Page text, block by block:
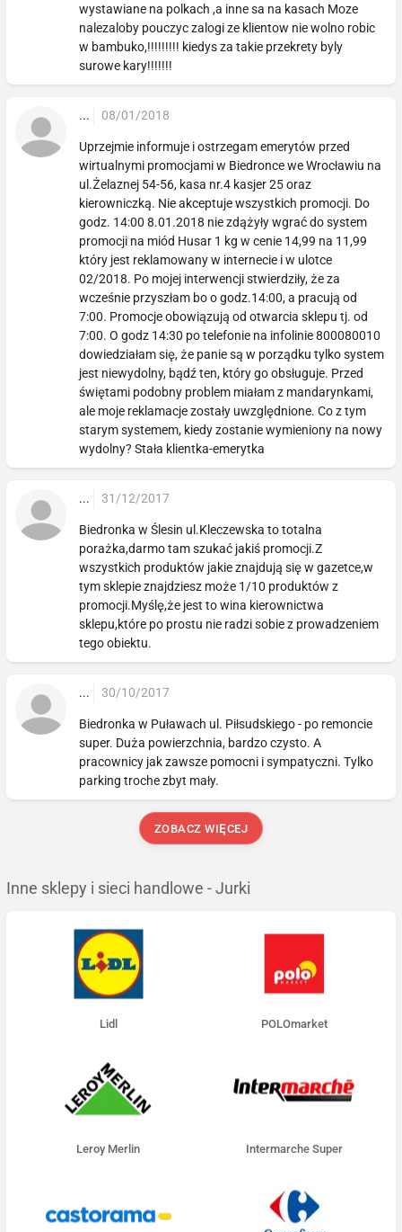
wystawiane na polkach ,a inne sa na kasach Moze
nalezaloby pouczyc zalogi ze klientow nie wolno robic
w bambuko,!!!!!!!!! kiedys za takie przekrety byly
surowe kary!!!!!!!
... 08/01/2018
Uprzejmie informuje i ostrzegam emerytów przed
wirtualnymi promocjami w Biedronce we Wrocławiu na
ul.Żelaznej 54-56, kasa nr.4 kasjer 25 oraz
kierowniczką. Nie akceptuje wszystkich promocji. Do
godz. 14:00 8.01.2018 nie zdążyły wgrać do system
promocji na miód Husar 1 kg w cenie 14,99 na 11,99
który jest reklamowany w internecie i w ulotce
02/2018. Po mojej interwencji stwierdziły, że za
wcześnie przyszłam bo o godz.14:00, a pracują od
7:00. Promocje obowiązują od otwarcia sklepu tj. od
7:00. O godz 14:30 po telefonie na infolinie 800080010
dowiedziałam się, że panie są w porządku tylko system
jest niewydolny, bądź ten, który go obsługuje. Przed
świętami podobny problem miałam z mandarynkami,
ale moje reklamacje zostały uwzględnione. Co z tym
starym systemem, kiedy zostanie wymieniony na nowy
wydolny? Stała klientka-emerytka
... 31/12/2017
Biedronka w Ślesin ul.Kleczewska to totalna
porażka,darmo tam szukać jakiś promocji.Z
wszystkich produktów jakie znajdują się w gazetce,w
tym sklepie znajdziesz może 1/10 produktów z
promocji.Myślę,że jest to wina kierownictwa
sklepu,które po prostu nie radzi sobie z prowadzeniem
tego obiektu.
... 30/10/2017
Biedronka w Puławach ul. Piłsudskiego - po remoncie
super. Duża powierzchnia, bardzo czysto. A
pracownicy jak zawsze pomocni i sympatyczni. Tylko
parking troche zbyt mały.
ZOBACZ WIĘCEJ
Inne sklepy i sieci handlowe - Jurki
Lidl POLOmarket
Leroy Merlin Intermarche Super